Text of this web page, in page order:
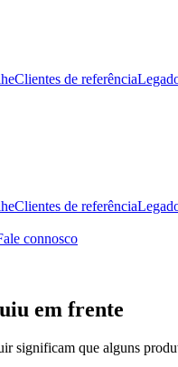
Clientes de referência
Clientes de referência
connosco
em frente
significam que alguns